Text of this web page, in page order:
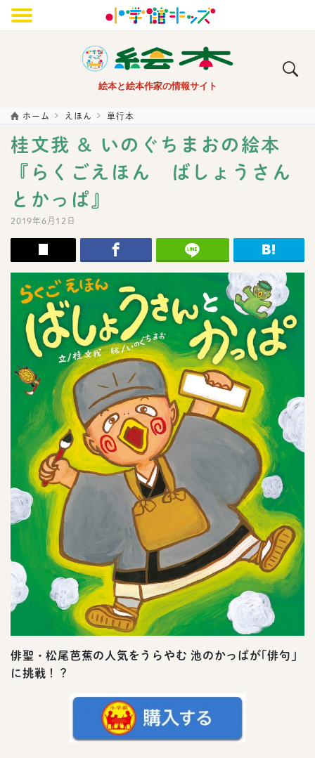
メニュー
絵本と絵本作家の情報サイト
ホーム えほん 単行本
桂文我 & いのぐちまおの絵本
『らくごえほん ばしょうさん
とかっぱ』
2019年6月12日
俳聖・松尾芭蕉の人気をうらやむ 池のかっぱが｢俳句｣
に挑戦！？